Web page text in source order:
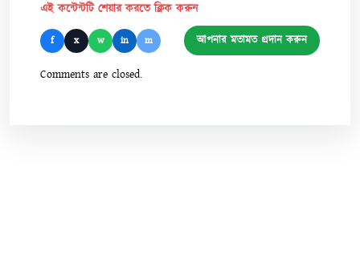
এই কন্টেন্টটি শেয়ার করতে ক্লিক করুন
f x w in m আপনার মতামত প্রদান করুন
Comments are closed.